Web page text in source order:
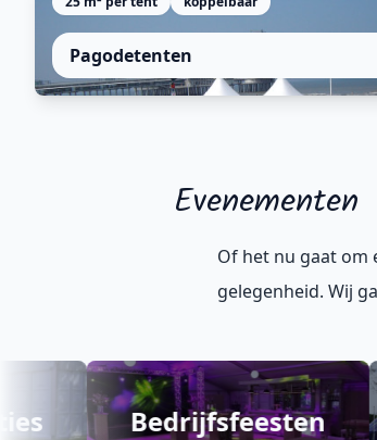
Pagodetent: elegante dakconstructie, luxe
uitstraling. Zonder centrale mast,
inzetbaar voor festivals tot markten.
Pagodetenten
Evenementen
Of het nu gaat om
gelegenheid. Wij
Bedrijfsfeesten